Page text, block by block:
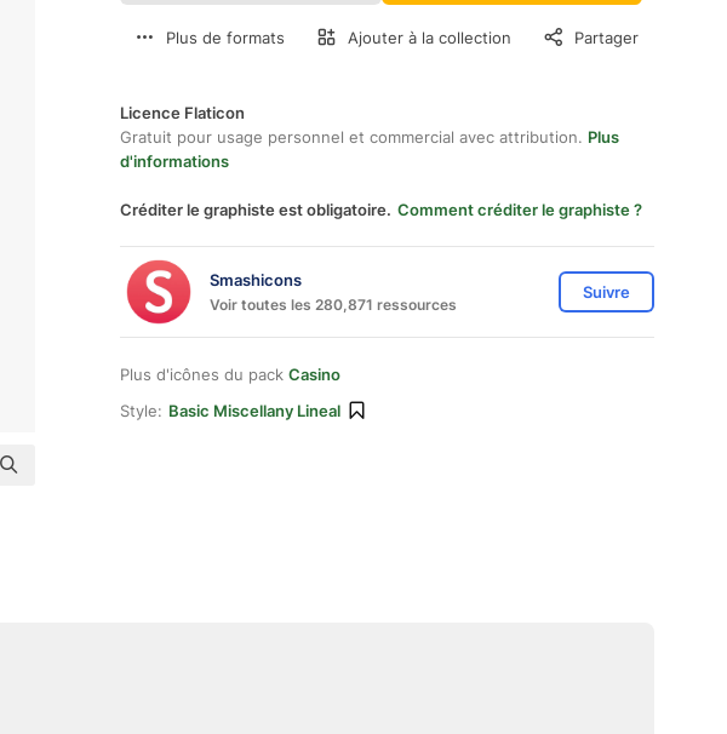
Plus de formats Ajouter à la collection Partager
Licence Flaticon
Gratuit pour usage personnel et commercial avec attribution. Plus
d'informations
Créditer le graphiste est obligatoire. Comment créditer le graphiste ?
Smashicons
Voir toutes les 280,871 ressources
Suivre
Plus d'icônes du pack Casino
Style: Basic Miscellany Lineal